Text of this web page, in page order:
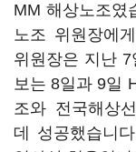
MM 해상노조였
노조 위원장에
위원장은 지난
보는 8일과 9일
조와 전국해상
데 성공했습니